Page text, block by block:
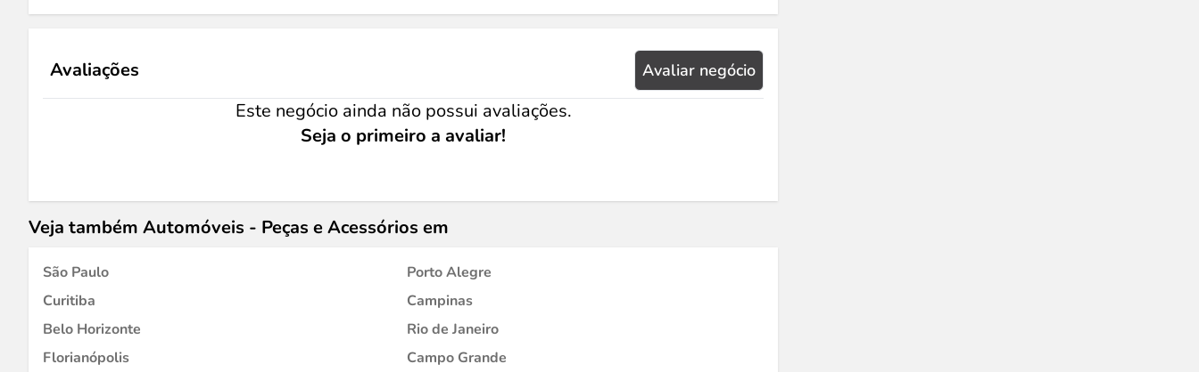
Avaliações Avaliar negócio
Este negócio ainda não possui avaliações.
Seja o primeiro a avaliar!
Veja também Automóveis - Peças e Acessórios em
São Paulo
Porto Alegre
Curitiba
Campinas
Belo Horizonte
Rio de Janeiro
Florianópolis
Campo Grande